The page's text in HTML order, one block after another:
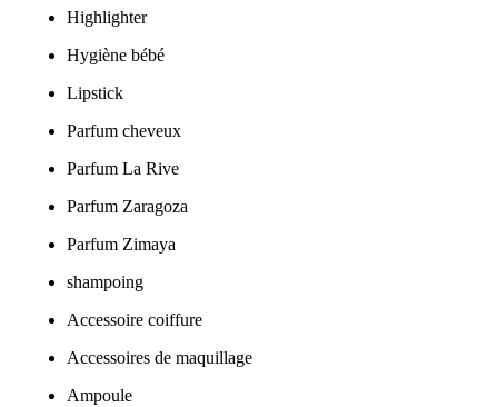
Highlighter
Hygiène bébé
Lipstick
Parfum cheveux
Parfum La Rive
Parfum Zaragoza
Parfum Zimaya
shampoing
Accessoire coiffure
Accessoires de maquillage
Ampoule